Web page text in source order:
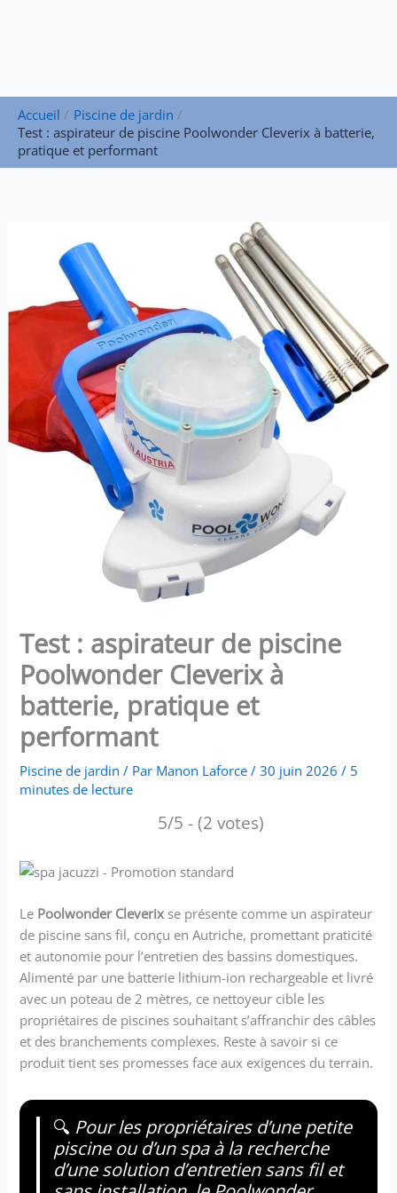
Accueil
Piscine de jardin
Test : aspirateur de piscine Poolwonder Cleverix à batterie,
pratique et performant
Test : aspirateur de piscine
Poolwonder Cleverix à
batterie, pratique et
performant
Piscine de jardin / Par Manon Laforce/30 juin 2026/ 5
minutes de lecture
5/5 - (2 votes)
Le Poolwonder Cleverix se présente comme un aspirateur
de piscine sans fil, conçu en Autriche, promettant praticité
et autonomie pour l’entretien des bassins domestiques.
Alimenté par une batterie lithium-ion rechargeable et livré
avec un poteau de 2 mètres, ce nettoyeur cible les
propriétaires de piscines souhaitant s’affranchir des câbles
et des branchements complexes. Reste à savoir si ce
produit tient ses promesses face aux exigences du terrain.
🔍 Pour les propriétaires d’une petite
piscine ou d’un spa à la recherche
d’une solution d’entretien sans fil et